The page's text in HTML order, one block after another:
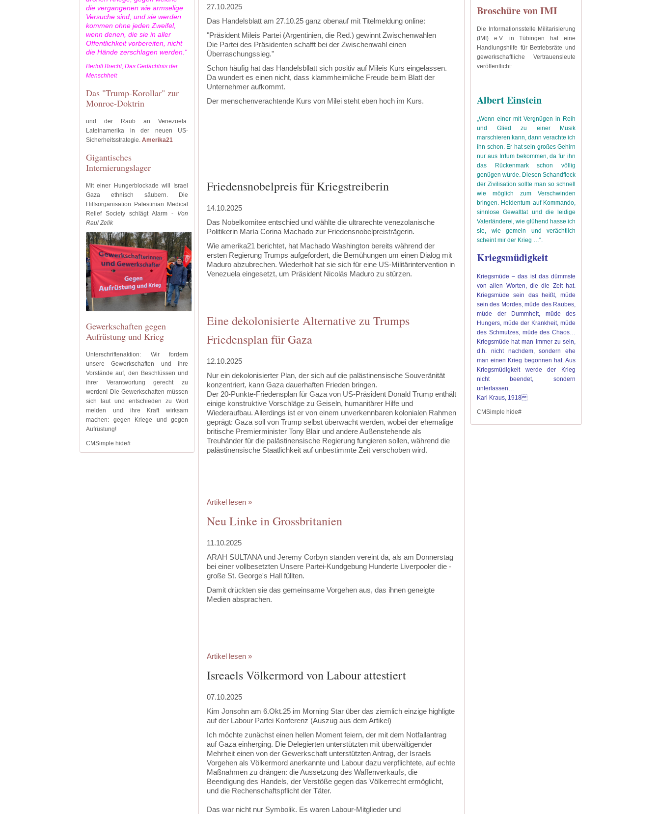
die vergangenen wie armselige
Versuche sind, und sie werden
kommen ohne jeden Zweifel,
wenn denen, die sie in aller
Öffentlichkeit vorbereiten, nicht
die Hände zerschlagen werden.“
Bertolt Brecht, Das Gedächtnis der
Menschheit
Das "Trump-Korollar" zur
Monroe-Doktrin
und der Raub an Venezuela.
Lateinamerika in der neuen US-
Sicherheitsstrategie. Amerika21
Gigantisches
Internierungslager
Mit einer Hungerblockade will Israel
Gaza ethnisch säubern. Die
Hilfsorganisation Palestinian Medical
Relief Society schlägt Alarm - Von
Raul Zelik
Gewerkschaften gegen
Aufrüstung und Krieg
Unterschriftenaktion: Wir fordern
unsere Gewerkschaften und ihre
Vorstände auf, den Beschlüssen und
ihrer Verantwortung gerecht zu
werden! Die Gewerkschaften müssen
sich laut und entschieden zu Wort
melden und ihre Kraft wirksam
machen: gegen Kriege und gegen
Aufrüstung!
CMSimple hide#
27.10.2025
Das Handelsblatt am 27.10.25 ganz obenauf mit Titelmeldung online:
"Präsident Mileis Partei (Argentinien, die Red.) gewinnt Zwischenwahlen
Die Partei des Präsidenten schafft bei der Zwischenwahl einen
Überraschungssieg."
Schon häufig hat das Handelsbllatt sich positiv auf Mileis Kurs eingelassen.
Da wundert es einen nicht, dass klammheimliche Freude beim Blatt der
Unternehmer aufkommt.
Der menschenverachtende Kurs von Milei steht eben hoch im Kurs.
Friedensnobelpreis für Kriegstreiberin
14.10.2025
Das Nobelkomitee entschied und wählte die ultrarechte venezolanische
Politikerin María Corina Machado zur Friedensnobelpreisträgerin.
Wie amerika21 berichtet, hat Machado Washington bereits während der
ersten Regierung Trumps aufgefordert, die Bemühungen um einen Dialog mit
Maduro abzubrechen. Wiederholt hat sie sich für eine US-Militärintervention in
Venezuela eingesetzt, um Präsident Nicolás Maduro zu stürzen.
Eine dekolonisierte Alternative zu Trumps
Friedensplan für Gaza
12.10.2025
Nur ein dekolonisierter Plan, der sich auf die palästinensische Souveränität
konzentriert, kann Gaza dauerhaften Frieden bringen.
Der 20-Punkte-Friedensplan für Gaza von US-Präsident Donald Trump enthält
einige konstruktive Vorschläge zu Geiseln, humanitärer Hilfe und
Wiederaufbau. Allerdings ist er von einem unverkennbaren kolonialen Rahmen
geprägt: Gaza soll von Trump selbst überwacht werden, wobei der ehemalige
britische Premierminister Tony Blair und andere Außenstehende als
Treuhänder für die palästinensische Regierung fungieren sollen, während die
palästinensische Staatlichkeit auf unbestimmte Zeit verschoben wird.
Artikel lesen »
Neu Linke in Grossbritanien
11.10.2025
ARAH SULTANA und Jeremy Corbyn standen vereint da, als am Donnerstag
bei einer vollbesetzten Unsere Partei-Kundgebung Hunderte Liverpooler die ­
große St. George's Hall füllten.
Damit drückten sie das gemeinsame Vorgehen aus, das ihnen geneigte
Medien absprachen.
Artikel lesen »
Isreaels Völkermord von Labour attestiert
07.10.2025
Kim Jonsohn am 6.Okt.25 im Morning Star über das ziemlich einzige highligte
auf der Labour Partei Konferenz (Auszug aus dem Artikel)
Ich möchte zunächst einen hellen Moment feiern, der mit dem Notfallantrag
auf Gaza einherging. Die Delegierten unterstützten mit überwältigender
Mehrheit einen von der Gewerkschaft unterstützten Antrag, der Israels
Vorgehen als Völkermord anerkannte und Labour dazu verpflichtete, auf echte
Maßnahmen zu drängen: die Aussetzung des Waffenverkaufs, die
Beendigung des Handels, der Verstöße gegen das Völkerrecht ermöglicht,
und die Rechenschaftspflicht der Täter.
Das war nicht nur Symbolik. Es waren Labour-Mitglieder und
Broschüre von IMI
Die Informationsstelle Militarisierung
(IMI) e.V. in Tübingen hat eine
Handlungshilfe für Betriebsräte und
gewerkschaftliche Vertrauensleute
veröffentlicht:
Albert Einstein
„Wenn einer mit Vergnügen in Reih
und Glied zu einer Musik
marschieren kann, dann verachte ich
ihn schon. Er hat sein großes Gehirn
nur aus Irrtum bekommen, da für ihn
das Rückenmark schon völlig
genügen würde. Diesen Schandfleck
der Zivilisation sollte man so schnell
wie möglich zum Verschwinden
bringen. Heldentum auf Kommando,
sinnlose Gewalttat und die leidige
Vaterländerei, wie glühend hasse ich
sie, wie gemein und verächtlich
scheint mir der Krieg …“.
Kriegsmüdigkeit
Kriegsmüde – das ist das dümmste
von allen Worten, die die Zeit hat.
Kriegsmüde sein das heißt, müde
sein des Mordes, müde des Raubes,
müde der Dummheit, müde des
Hungers, müde der Krankheit, müde
des Schmutzes, müde des Chaos…
Kriegsmüde hat man immer zu sein,
d.h. nicht nachdem, sondern ehe
man einen Krieg begonnen hat. Aus
Kriegsmüdigkeit werde der Krieg
nicht beendet, sondern
unterlassen…
Karl Kraus, 1918
CMSimple hide#